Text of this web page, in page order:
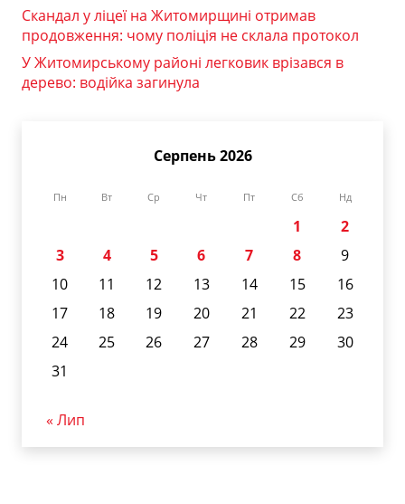
Скандал у ліцеї на Житомирщині отримав
продовження: чому поліція не склала протокол
У Житомирському районі легковик врізався в
дерево: водійка загинула
Серпень 2026
Пн Вт Ср Чт Пт Сб Нд
1
2
3
4 5 6 7 8
9
10
11 12 13 14 15
16
17
18 19 20 21 22
23
24
25 26 27 28 29
30
31
« Лип